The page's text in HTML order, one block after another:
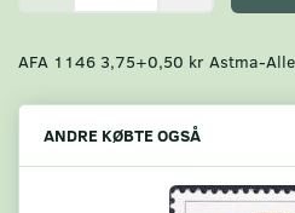
AFA 1146 3,75+0,50 kr Astma-
ANDRE KØBTE OGSÅ